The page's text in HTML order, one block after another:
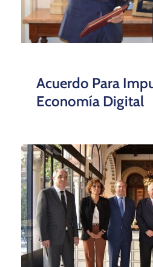
Acuerdo Para
Economía Digital